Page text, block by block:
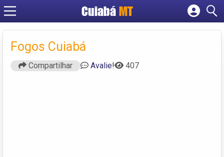
Cuiabá MT
Cadastrar empresa
Fogos Cuiabá
Compartilhar Avalie! 407